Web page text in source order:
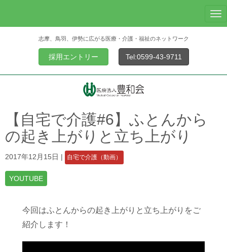
N
a
a
志摩、鳥羽、伊勢に広がる医療・介護・福祉のネットワーク
採用エントリー Tel:0599-43-9711
【自宅で介護#6】ふとんから
の起き上がりと立ち上がり
2017年12月15日 自宅で介護（動画）
YOUTUBE
今回はふとんからの起き上がりと立ち上がりをご
紹介します！